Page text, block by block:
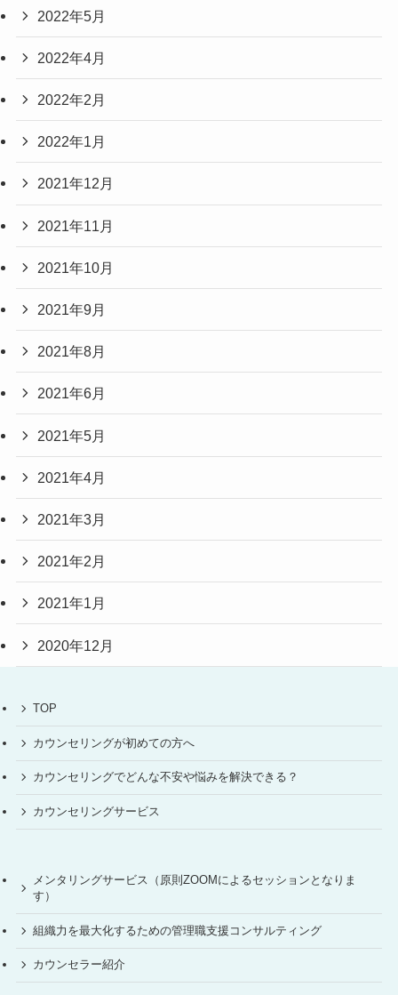
2022年5月
2022年4月
2022年2月
2022年1月
2021年12月
2021年11月
2021年10月
2021年9月
2021年8月
2021年6月
2021年5月
2021年4月
2021年3月
2021年2月
2021年1月
2020年12月
TOP
カウンセリングが初めての方へ
カウンセリングでどんな不安や悩みを解決できる？
カウンセリングサービス
メンタリングサービス（原則ZOOMによるセッションとなりま
す）
組織力を最大化するための管理職支援コンサルティング
カウンセラー紹介